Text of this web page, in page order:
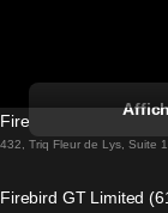
Firebird GT Limited
432, Triq Fleur de Lys, Suite
Firebird GT Limited